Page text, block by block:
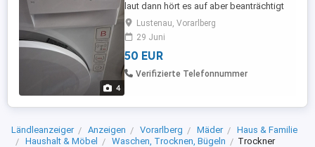
4
laut dann hört es auf aber beanträchtigt
die Trocknung nicht. Abholung zu zweit.
Lustenau, Vorarlberg
29 Juni
50 EUR
Verifizierte Telefonnummer
Ländleanzeiger Anzeigen Vorarlberg Mäder
Haus & Familie
Haushalt & Möbel
Waschen, Trocknen, Bügeln Trockner